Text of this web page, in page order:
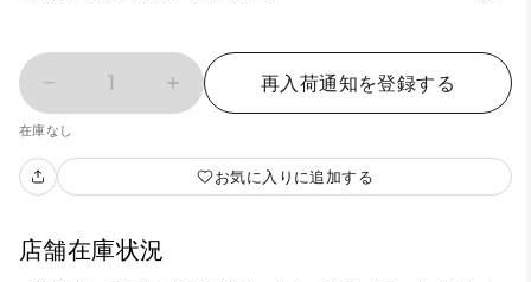
1 再入荷通知を登録する
在庫なし
お気に入りに追加する
店舗在庫状況